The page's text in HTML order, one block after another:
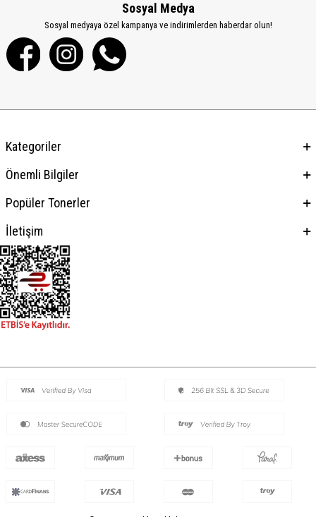
Sosyal Medya
Sosyal medyaya özel kampanya ve indirimlerden haberdar olun!
Kategoriler
Önemli Bilgiler
Popüler Tonerler
İletişim